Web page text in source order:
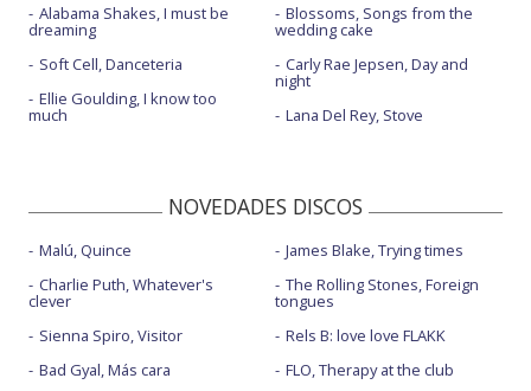
Alabama Shakes, I must be
dreaming
Soft Cell, Danceteria
Ellie Goulding, I know too
much
Blossoms, Songs from the
wedding cake
Carly Rae Jepsen, Day and
night
Lana Del Rey, Stove
NOVEDADES DISCOS
Malú, Quince
Charlie Puth, Whatever's
clever
Sienna Spiro, Visitor
Bad Gyal, Más cara
James Blake, Trying times
The Rolling Stones, Foreign
tongues
Rels B: love love FLAKK
FLO, Therapy at the club